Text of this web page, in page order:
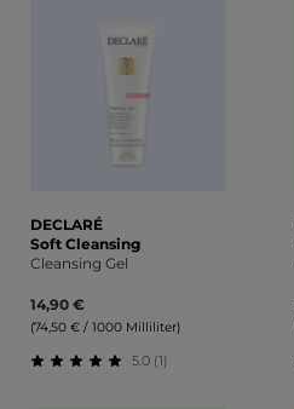
DECLARÉ
Soft Cleansing
Cleansing Gel
14,90 €
(74,50 € / 1000 Milliliter)
5.0 (1)